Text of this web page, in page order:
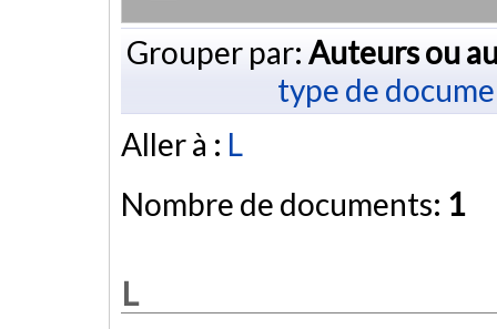
Grouper par: Auteurs ou
type de
Aller à : L
Nombre de documents: 1
L